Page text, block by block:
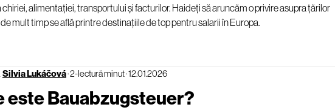
chiriei, alimentației, transportului și facturilor. Haideți să aruncăm o privire asupra țărilor
mult timp se află printre destinațiile de top pentru salarii în Europa.
Silvia Lukáčová·2-lectură minut·12.01.2026
este Bauabzugsteuer?